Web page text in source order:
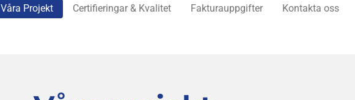
Våra Projekt Certifieringar & Kvalitet Fakturauppgifter Kontakta oss